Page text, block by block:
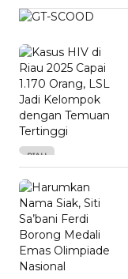
RIAU
RIAU